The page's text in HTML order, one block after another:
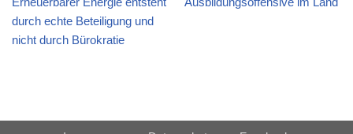
durch echte Beteiligung und
nicht durch Bürokratie